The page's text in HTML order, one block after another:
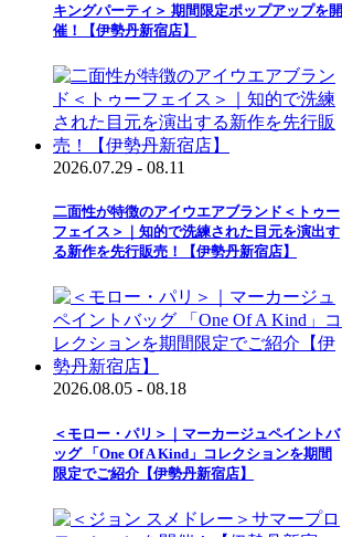
キングパーティ＞ 期間限定ポップアップを開
催！【伊勢丹新宿店】
2026.07.29 - 08.11
二面性が特徴のアイウエアブランド＜トゥー
フェイス＞｜知的で洗練された目元を演出す
る新作を先行販売！【伊勢丹新宿店】
2026.08.05 - 08.18
＜モロー・パリ＞｜マーカージュペイントバ
ッグ 「One Of A Kind」コレクションを期間
限定でご紹介【伊勢丹新宿店】